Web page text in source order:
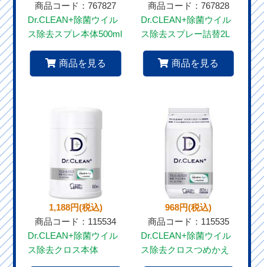
商品コード：767827
Dr.CLEAN+除菌ウイル
ス除去スプレ本体500ml
商品を見る
商品コード：767828
Dr.CLEAN+除菌ウイル
ス除去スプレー詰替2L
商品を見る
1,188円(税込)
商品コード：115534
Dr.CLEAN+除菌ウイル
ス除去クロス本体
968円(税込)
商品コード：115535
Dr.CLEAN+除菌ウイル
ス除去クロスつめかえ